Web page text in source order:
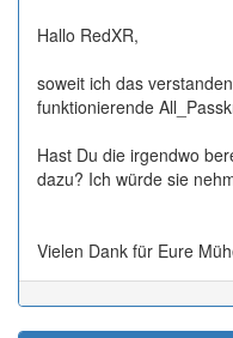
Hallo RedXR,
soweit ich das
funktionierende
Hast Du die irgendwo
dazu? Ich würde sie
Vielen Dank für Eure